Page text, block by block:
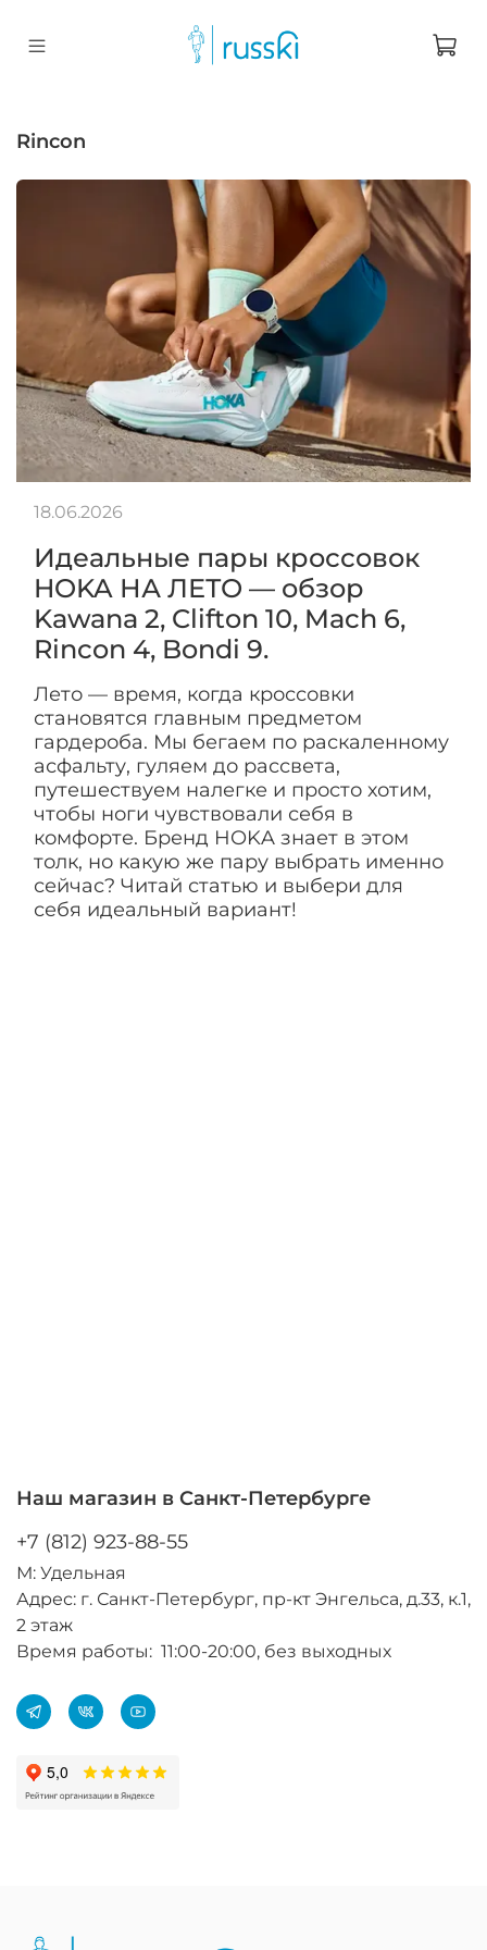
rincon
Идеальные пары кроссовок
HOKA НА ЛЕТО — обзор
Kawana 2, Clifton 10, Mach 6,
Rincon 4, Bondi 9.
Лето — время, когда кроссовки
становятся главным предметом
гардероба. Мы бегаем по раскаленному
асфальту, гуляем до рассвета,
путешествуем налегке и просто хотим,
чтобы ноги чувствовали себя в
комфорте. Бренд HOKA знает в этом
толк, но какую же пару выбрать именно
сейчас? Читай статью и выбери для
себя идеальный вариант!
18.06.2026
Наш магазин в Санкт-Петербурге
+7 (812) 923-88-55
М: Удельная
Адрес: г. Санкт-Петербург, пр-кт Энгельса, д.33, к.1,
2 этаж
Время работы: 11:00-20:00, без выходных